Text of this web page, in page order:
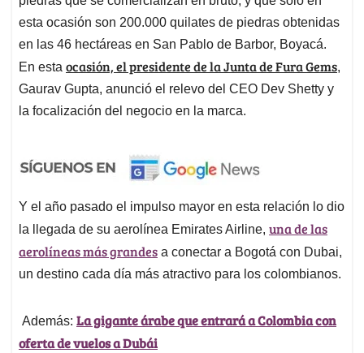
esta ocasión son 200.000 quilates de piedras obtenidas
en las 46 hectáreas en San Pablo de Barbor, Boyacá.
En esta ocasión, el presidente de la Junta de Fura Gems,
Gaurav Gupta, anunció el relevo del CEO Dev Shetty y
la focalización del negocio en la marca.
Y el año pasado el impulso mayor en esta relación lo dio
la llegada de su aerolínea Emirates Airline, una de las
aerolíneas más grandes a conectar a Bogotá con Dubai,
un destino cada día más atractivo para los colombianos.
Además: La gigante árabe que entrará a Colombia con
oferta de vuelos a Dubái